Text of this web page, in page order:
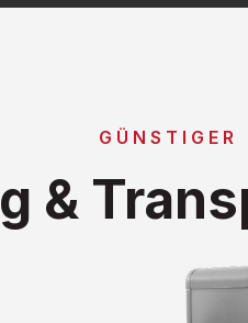
GÜNSTIGER
&